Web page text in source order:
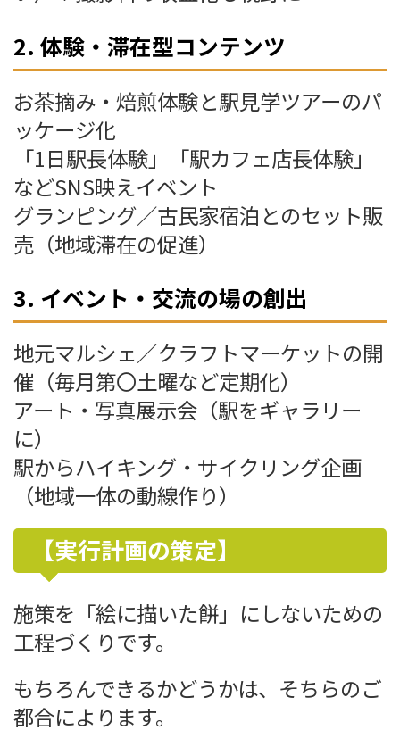
2. 体験・滞在型コンテンツ
お茶摘み・焙煎体験と駅見学ツアーのパ
ッケージ化
「1日駅長体験」「駅カフェ店長体験」
などSNS映えイベント
グランピング／古民家宿泊とのセット販
売（地域滞在の促進）
3. イベント・交流の場の創出
地元マルシェ／クラフトマーケットの開
催（毎月第〇土曜など定期化）
アート・写真展示会（駅をギャラリー
に）
駅からハイキング・サイクリング企画
（地域一体の動線作り）
【実行計画の策定】
施策を「絵に描いた餅」にしないための
工程づくりです。
もちろんできるかどうかは、そちらのご
都合によります。